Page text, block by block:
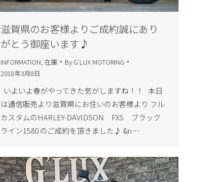
滋賀県のお客様よりご成約誠にあり
がとう御座います♪
INFORMATION 在庫 By G'LUX MOTORING
2018年3月8日
いよいよ春がやってきた気がしますね！！ 本日
は通信販売より滋賀県にお住いのお客様より フル
カスタムのHARLEY-DAVIDSON FXS ブラック
ライン1580 のご成約を頂きました♪ &n…